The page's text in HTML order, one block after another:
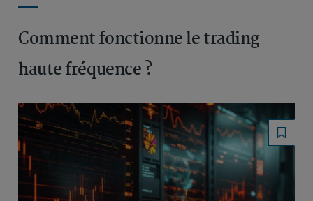
Comment fonctionne le trading
haute fréquence ?